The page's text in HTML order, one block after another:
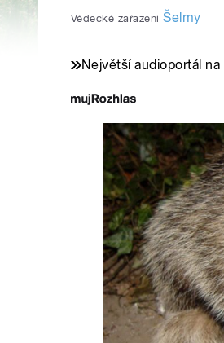
Vědecké zařazení Šelmy
Největší audioportál